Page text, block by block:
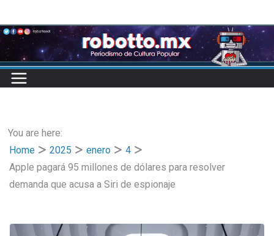
to
content
You are here:
Home
2025 enero
4
Apple pagará 95 millones de dólares para resolver
demanda que acusa a Siri de espionaje